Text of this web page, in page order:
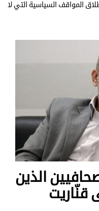
المواقف السياسية التي لا
الذين
قنّاريت